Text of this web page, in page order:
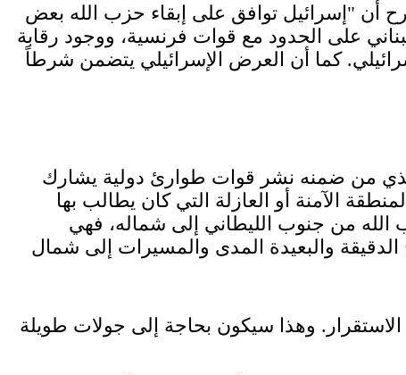
أن "إسرائيل توافق على إبقاء حزب الله بعض
على الحدود مع قوات فرنسية، ووجود رقابة
كما أن العرض الإسرائيلي يتضمن شرطاً
لهذا العرض، التفسير الأول المبسط، وهو نوع من العودة إلى تطبيق القرار 1701، والذي من ضمنه نشر قوات طوارئ دولية يشارك
الآمنة أو العازلة التي كان يطالب بها
الله من جنوب الليطاني إلى شماله، فهي
والبعيدة المدى والمسيرات إلى شمال
وهذا سيكون بحاجة إلى جولات طويلة